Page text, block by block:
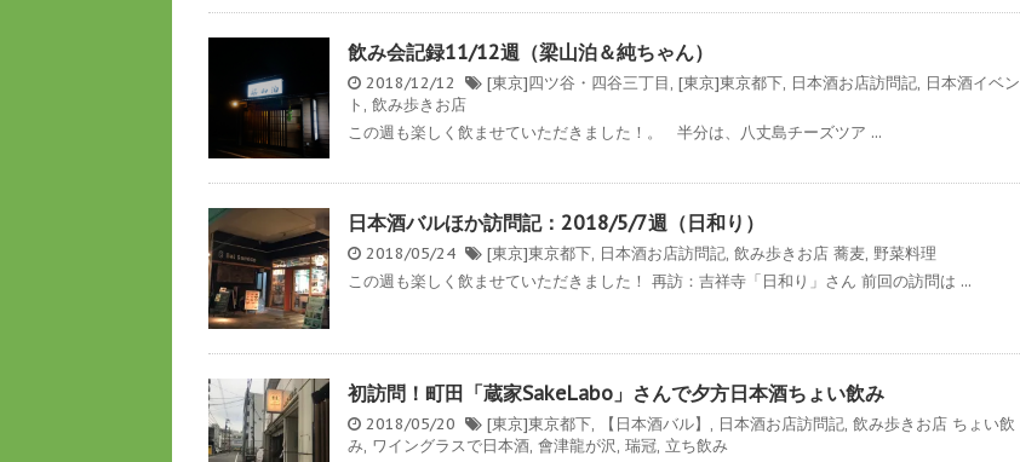
飲み会記録11/12週（梁山泊＆純ちゃん）
2018/12/12 [東京]四ツ谷・四谷三丁目, [東京]東京都下, 日本酒お店訪問記, 日本酒イベン
ト , 飲み歩きお店
この週も楽しく飲ませていただきました！。 半分は、八丈島チーズツア ...
日本酒バルほか訪問記：2018/5/7週（日和り）
2018/05/24 [東京]東京都下, 日本酒お店訪問記, 飲み歩きお店 蕎麦, 野菜料理
この週も楽しく飲ませていただきました！ 再訪：吉祥寺「日和り」さん 前回の訪問は ...
初訪問！町田「蔵家SakeLabo」さんで夕方日本酒ちょい飲み
2018/05/20 [東京]東京都下, 【日本酒バル】 , 日本酒お店訪問記, 飲み歩きお店 ちょい飲
み, ワイングラスで日本酒, 會津龍が沢, 瑞冠, 立ち飲み